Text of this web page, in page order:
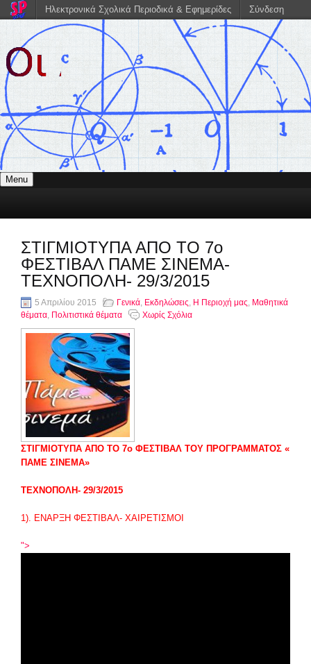
Menu
ΣΤΙΓΜΙΟΤΥΠΑ ΑΠΟ ΤΟ 7ο
ΦΕΣΤΙΒΑΛ ΠΑΜΕ ΣΙΝΕΜΑ-
ΤΕΧΝΟΠΟΛΗ- 29/3/2015
5 Απριλίου 2015 Γενικά, Εκδηλώσεις, Η Περιοχή μας, Μαθητικά
θέματα, Πολιτιστικά θέματα Χωρίς Σχόλια
ΣΤΙΓΜΙΟΤΥΠΑ ΑΠΟ ΤΟ 7ο ΦΕΣΤΙΒΑΛ ΤΟΥ ΠΡΟΓΡΑΜΜΑΤΟΣ «
ΠΑΜΕ ΣΙΝΕΜΑ»
ΤΕΧΝΟΠΟΛΗ- 29/3/2015
1). ΕΝΑΡΞΗ ΦΕΣΤΙΒΑΛ- ΧΑΙΡΕΤΙΣΜΟΙ
">
Ηλεκτρονικά Σχολικά Περιοδικά & Εφημερίδες Σύνδεση